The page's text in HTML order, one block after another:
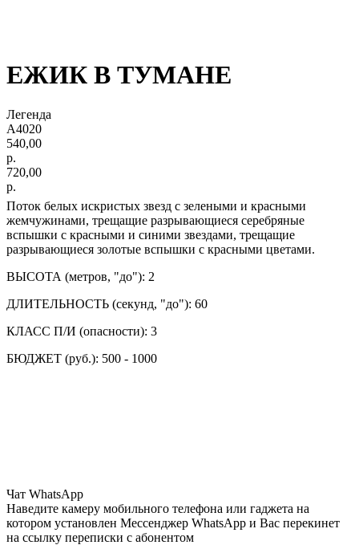
ЕЖИК В ТУМАНЕ
Легенда
А4020
540,00
р.
720,00
р.
Поток белых искристых звезд с зелеными и красными
жемчужинами, трещащие разрывающиеся серебряные
вспышки с красными и синими звездами, трещащие
разрывающиеся золотые вспышки с красными цветами.
ВЫСОТА (метров, "до"): 2
ДЛИТЕЛЬНОСТЬ (секунд, "до"): 60
КЛАСС П/И (опасности): 3
БЮДЖЕТ (руб.): 500 - 1000
Чат WhatsApp
Наведите камеру мобильного телефона или гаджета на
котором установлен Мессенджер WhatsApp и Вас перекинет
на ссылку переписки с абонентом